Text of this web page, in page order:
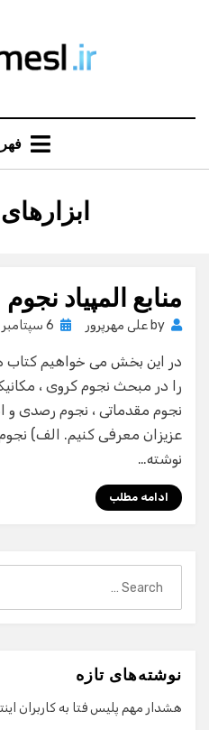
برچسب
:
منابع المپیاد نجوم
by علی مهرپرور
Posted
6 سپتامبر , 2012
در این بخش می خواهیم کتاب
را در مبحث نجوم کروی ،
نجوم مقدماتی ، نجوم رصدی و
نوشته…
ادامه مطلب
نوشته‌های تازه
هشدار مهم پلیس فتا به کاربران